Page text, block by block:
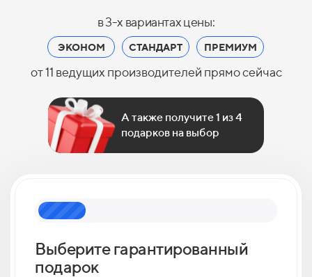
в 3-х вариантах цены:
ЭКОНОМ СТАНДАРТ ПРЕМИУМ
от 11 ведущих производителей прямо сейчас
А также получите 1 из 4
подарков на выбор
Выберите гарантированный
подарок